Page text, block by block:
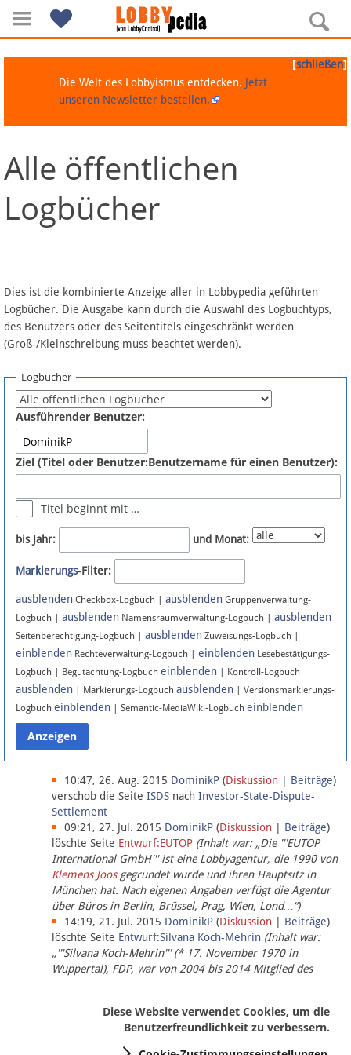
Navigation
Über Lobbypedia
Artikel nach Kategorien
FAQ
Fördermitglied werden
Fehler melden
Newsletter
Bluesky
Facebook
Instagram
Anmelden
Datenschutz
Über Lobbypedia
Impressum
[schließen]
Die Welt des Lobbyismus entdecken. Jetzt
unseren Newsletter bestellen.
Alle öffentlichen
Logbücher
Dies ist die kombinierte Anzeige aller in Lobbypedia geführten
Logbücher. Die Ausgabe kann durch die Auswahl des Logbuchtyps,
des Benutzers oder des Seitentitels eingeschränkt werden
(Groß-/Kleinschreibung muss beachtet werden).
Logbücher
Ausführender Benutzer:
Ziel (Titel oder Benutzer:Benutzername für einen Benutzer):
Titel beginnt mit …
bis Jahr: und Monat:
Markierungs-Filter:
ausblenden Checkbox-Logbuch | ausblenden Gruppenverwaltung-
Logbuch | ausblenden Namensraumverwaltung-Logbuch | ausblenden
Seitenberechtigung-Logbuch | ausblenden Zuweisungs-Logbuch |
einblenden Rechteverwaltung-Logbuch | einblenden Lesebestätigungs-
Logbuch | Begutachtung-Logbuch einblenden | Kontroll-Logbuch
ausblenden | Markierungs-Logbuch ausblenden | Versionsmarkierungs-
Logbuch einblenden | Semantic-MediaWiki-Logbuch einblenden
10:47, 26. Aug. 2015 DominikP (Diskussion Beiträge)
verschob die Seite ISDS nach Investor-State-Dispute-
Settlement
09:21, 27. Jul. 2015 DominikP (Diskussion Beiträge)
löschte Seite Entwurf:EUTOP (Inhalt war: „Die '''EUTOP
International GmbH''' ist eine Lobbyagentur, die 1990 von
Klemens Joosgegründet wurde und ihren Hauptsitz in
München hat. Nach eigenen Angaben verfügt die Agentur
über Büros in Berlin, Brüssel, Prag, Wien, Lond…“)
14:19, 21. Jul. 2015 DominikP (Diskussion Beiträge)
löschte Seite Entwurf:Silvana Koch-Mehrin (Inhalt war:
„'''Silvana Koch-Mehrin''' (* 17. November 1970 in
Wuppertal), FDP, war von 2004 bis 2014 Mitglied des
Europäischen Parlaments, seit November 2014 ist sie für
Diese Website verwendet Cookies, um die
Benutzerfreundlichkeit zu verbessern.